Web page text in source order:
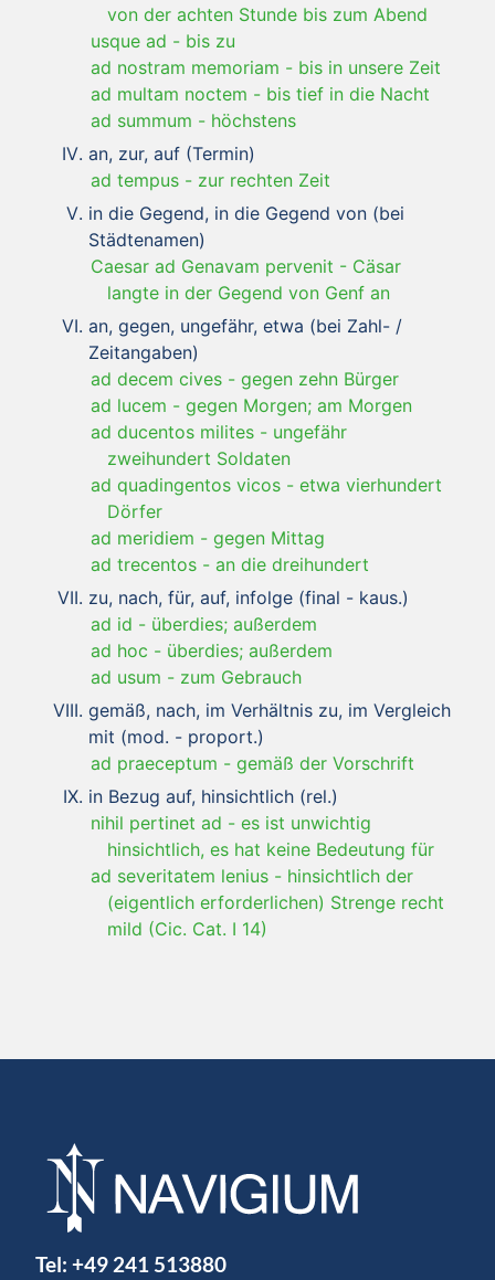
von der achten Stunde bis zum Abend
usque ad - bis zu
ad nostram memoriam - bis in unsere Zeit
ad multam noctem - bis tief in die Nacht
ad summum - höchstens
an, zur, auf (Termin)
ad tempus - zur rechten Zeit
in die Gegend, in die Gegend von (bei
Städtenamen)
Caesar ad Genavam pervenit - Cäsar
langte in der Gegend von Genf an
an, gegen, ungefähr, etwa (bei Zahl- /
Zeitangaben)
ad decem cives - gegen zehn Bürger
ad lucem - gegen Morgen; am Morgen
ad ducentos milites - ungefähr
zweihundert Soldaten
ad quadingentos vicos - etwa vierhundert
Dörfer
ad meridiem - gegen Mittag
ad trecentos - an die dreihundert
zu, nach, für, auf, infolge (final - kaus.)
ad id - überdies; außerdem
ad hoc - überdies; außerdem
ad usum - zum Gebrauch
gemäß, nach, im Verhältnis zu, im Vergleich
mit (mod. - proport.)
ad praeceptum - gemäß der Vorschrift
in Bezug auf, hinsichtlich (rel.)
nihil pertinet ad - es ist unwichtig
hinsichtlich, es hat keine Bedeutung für
ad severitatem lenius - hinsichtlich der
(eigentlich erforderlichen) Strenge recht
mild (Cic. Cat. I 14)
Tel: +49 241 513880